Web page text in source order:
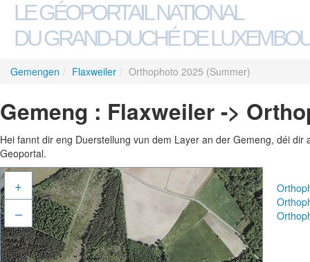
LE GÉOPORTAIL NATIONAL
DU GRAND-DUCHÉ DE
Gemengen / Flaxweiler / Orthophoto 2025 (Summer)
Gemeng : Flaxweiler ->
Hei fannt dir eng Duerstellung vun dem Layer an der Gemeng, déi
Geoportal.
+
–